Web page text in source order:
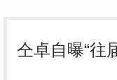
仝卓自曝“往